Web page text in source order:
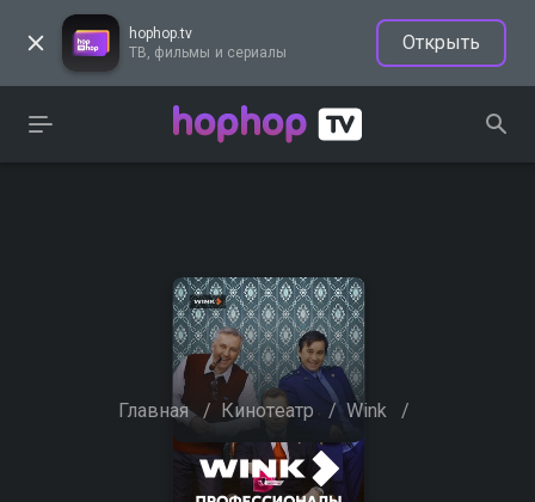
hophop.tv
ТВ, фильмы и сериалы
Открыть
Главная / Кинотеатр / Wink /